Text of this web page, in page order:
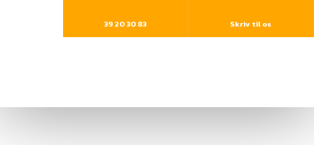
39 20 30 83​ Skriv til os